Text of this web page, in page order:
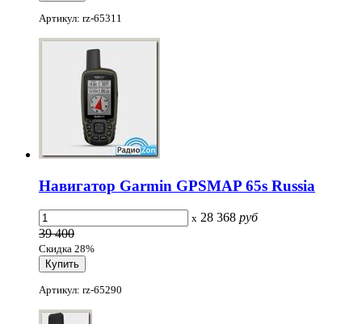
Артикул: rz-65311
Навигатор Garmin GPSMAP 65s Russia
x 28 368 руб
39 400
Скидка 28%
Артикул: rz-65290